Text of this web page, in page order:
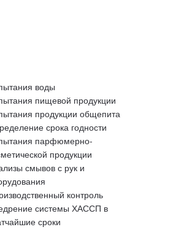
воды
пищевой продукции
продукции общепита
срока годности
парфюмерно-
продукции
смывов с рук и
контроль
системы ХАССП в
сроки